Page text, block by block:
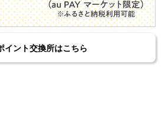
イント交換所はこちら